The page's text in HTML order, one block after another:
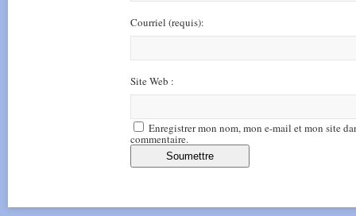
Courriel (requis):
Site Web :
Enregistrer mon nom, mon e-mail et mon site
commentaire.